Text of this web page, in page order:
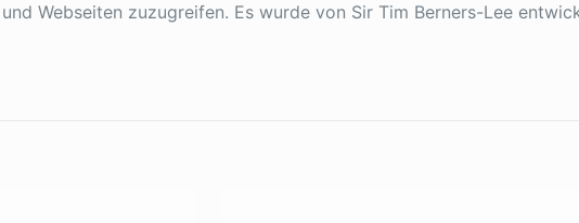
Webseiten zuzugreifen. Es wurde von Sir Tim Berners-Lee